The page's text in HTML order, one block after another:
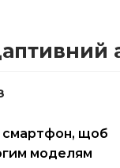
щоб
моделям